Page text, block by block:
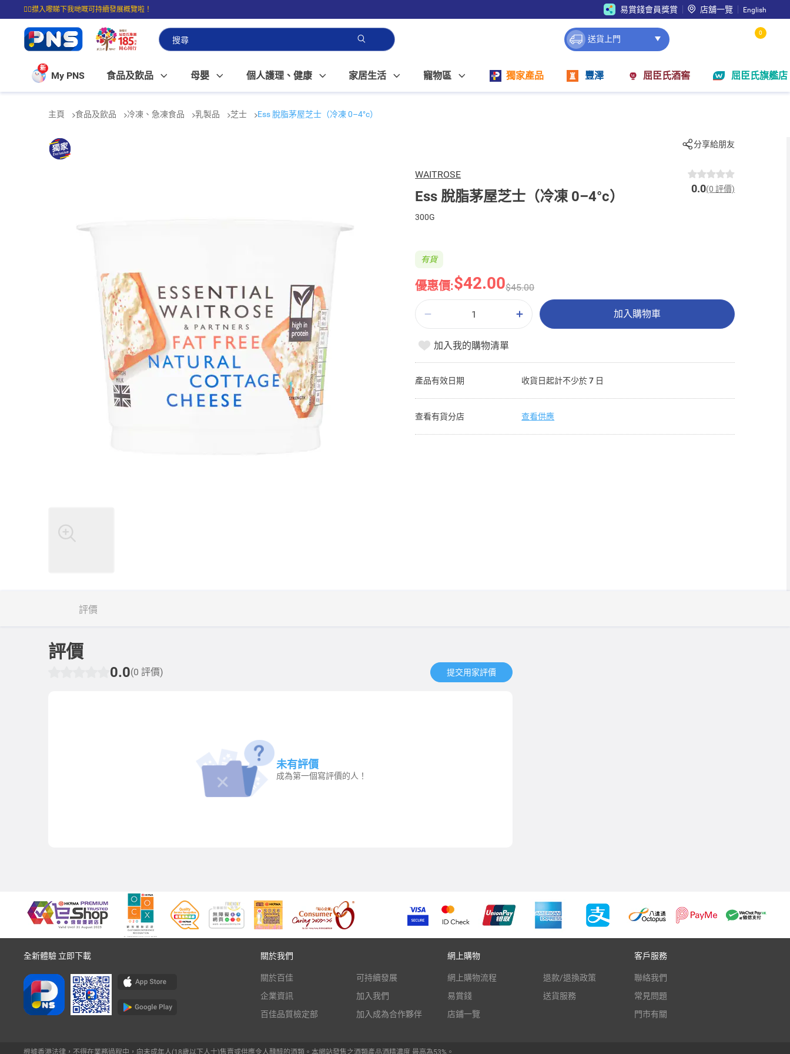
☝🏼㩒入嚟睇下我哋嘅可持續發展概覽啦！
⭐購物滿$399即享免費送貨；滿$100即可免費店取。
易賞錢會員獎賞 店舖一覽 English
送貨上門
0
新
My PNS 食品及飲品 母嬰 個人護理、健康 家居生活 寵物區 獨家產品 豐澤 屈臣氏酒窖 屈臣氏旗艦店
主頁 食品及飲品 冷凍、急凍食品 乳製品 芝士 Ess 脫脂茅屋芝士（冷凍 0–4°c）
分享給朋友
WAITROSE
Ess 脫脂茅屋芝士（冷凍 0–4°c） 0.0(0 評價)
300G
優惠價:$42.00$45.00
有貨
加入購物車
加入我的購物清單
產品有效日期 收貨日起計不少於 7 日
查看有貨分店 查看供應
評價
評價
0.0(0 評價) 提交用家評價​
未有評價
成為第一個寫評價的人！
全新體驗 立即下載 關於我們
關於百佳
企業資訊
百佳品質檢定部
可持續發展
加入我們
加入成為合作夥伴
網上購物
網上購物流程
易賞錢
店鋪一覽
退款/退換政策
送貨服務
客戶服務
聯絡我們
常見問題
門市有關
根據香港法律，不得在業務過程中，向未成年人(18歲以下人士)售賣或供應令人醺醉的酒類。本網站發售之酒類產品酒精濃度 最高為53%。